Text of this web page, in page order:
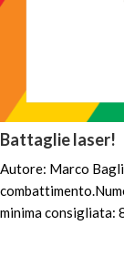
Battaglie laser!
Autore: Marco
minima consigliata: